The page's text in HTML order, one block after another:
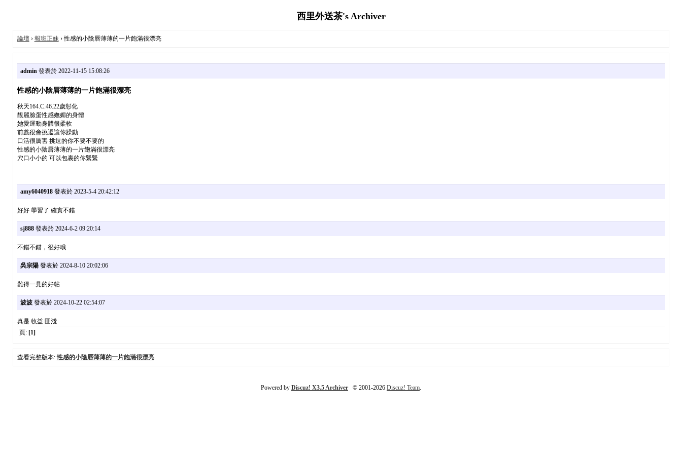
西里外送茶's Archiver
論壇› 報班正妹› 性感的小陰唇薄薄的一片飽滿很漂亮
admin發表於 2022-11-15 15:08:26
性感的小陰唇薄薄的一片飽滿很漂亮
秋天164.C.46.22歲彰化
靚麗臉蛋性感嫵媚的身體
她愛運動身體很柔軟
前戲很會挑逗讓你躁動
口活很厲害 挑逗的你不要不要的
性感的小陰唇薄薄的一片飽滿很漂亮
穴口小小的 可以包裹的你緊緊
amy6040918發表於 2023-5-4 20:42:12
好好 學習了 確實不錯
sj888發表於 2024-6-2 09:20:14
不錯不錯，很好哦
吳宗陽發表於 2024-8-10 20:02:06
難得一見的好帖
波波發表於 2024-10-22 02:54:07
真是 收益 匪淺
頁: [1]
查看完整版本:性感的小陰唇薄薄的一片飽滿很漂亮
Powered by Discuz! X3.5 Archiver © 2001-2026 Discuz! Team.